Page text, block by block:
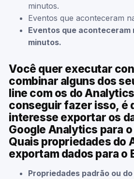
minutos.
Eventos que aconteceram
Eventos que aconteceram
minutos.
Você quer executar
combinar alguns dos
line com os do
conseguir fazer isso, é
interesse exportar os
Google Analytics para
Quais propriedades do
exportam dados para o
Propriedades padrão ou